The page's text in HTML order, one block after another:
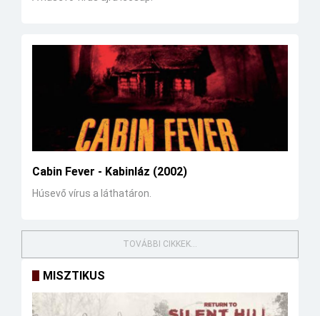
Cabin Fever - Kabinláz (2002)
Húsevő vírus a láthatáron.
TOVÁBBI CIKKEK...
MISZTIKUS